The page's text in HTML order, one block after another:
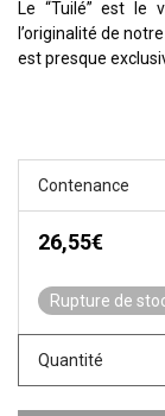
26,55€
à
78,50€
Le “Tuilé” est le
l’originalité de
est presque
Contenance
26,55€
Rupture de
Quantité